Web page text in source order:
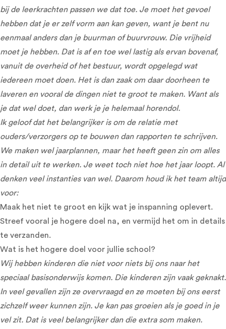
bij de leerkrachten passen we dat toe. Je moet het gevoel
hebben dat je er zelf vorm aan kan geven, want je bent nu
eenmaal anders dan je buurman of buurvrouw. Die vrijheid
moet je hebben. Dat is af en toe wel lastig als ervan bovenaf,
vanuit de overheid of het bestuur, wordt opgelegd wat
iedereen moet doen. Het is dan zaak om daar doorheen te
laveren en vooral de dingen niet te groot te maken. Want als
je dat wel doet, dan werk je je helemaal horendol.
Ik geloof dat het belangrijker is om de relatie met
ouders/verzorgers op te bouwen dan rapporten te schrijven.
We maken wel jaarplannen, maar het heeft geen zin om alles
in detail uit te werken. Je weet toch niet hoe het jaar loopt. Al
denken veel instanties van wel. Daarom houd ik het team altijd
voor:
Maak het niet te groot en kijk wat je inspanning oplevert.
Streef vooral je hogere doel na, en vermijd het om in details
te verzanden.
Wat is het hogere doel voor jullie school?
Wij hebben kinderen die niet voor niets bij ons naar het
speciaal basisonderwijs komen. Die kinderen zijn vaak geknakt.
In veel gevallen zijn ze overvraagd en ze moeten bij ons eerst
zichzelf weer kunnen zijn. Je kan pas groeien als je goed in je
vel zit. Dat is veel belangrijker dan die extra som maken.